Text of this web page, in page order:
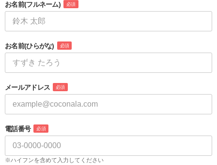
お名前(フルネーム) 必須
お名前(ひらがな) 必須
メールアドレス 必須
電話番号 必須
※ハイフンを含めて入力してください